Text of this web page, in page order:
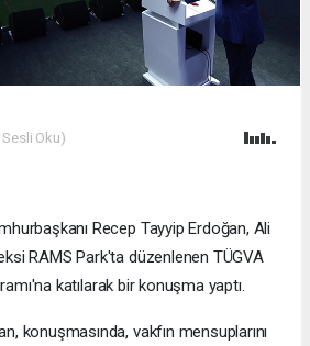
Oku)
Recep Tayyip Erdoğan, Ali
RAMS Park'ta düzenlenen TÜGVA
katılarak bir konuşma yaptı.
konuşmasında, vakfın mensuplarını